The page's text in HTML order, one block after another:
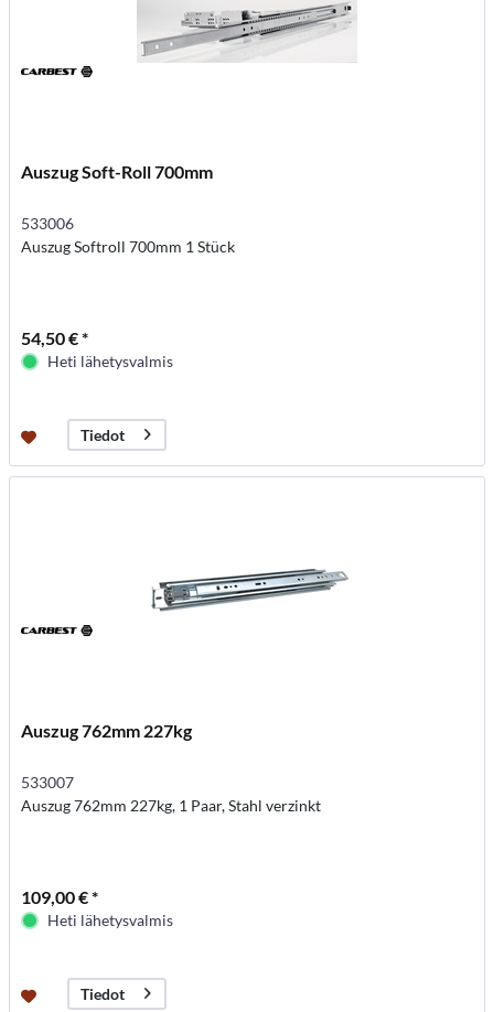
Auszug Soft-Roll 700mm
533006
Auszug Softroll 700mm 1 Stück
54,50 € *
Heti lähetysvalmis
Tiedot
Auszug 762mm 227kg
533007
Auszug 762mm 227kg, 1 Paar, Stahl verzinkt
109,00 € *
Heti lähetysvalmis
Tiedot